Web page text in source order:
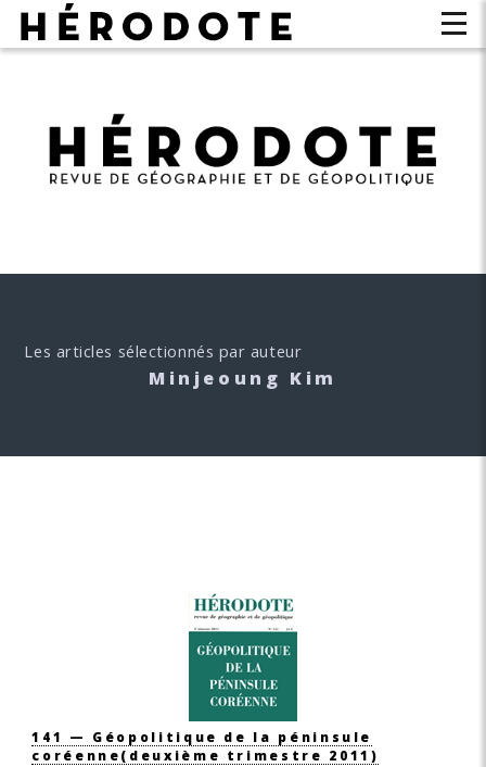
Les articles sélectionnés par auteur
Minjeoung Kim
141 — Géopolitique de la péninsule
coréenne(deuxième trimestre 2011)